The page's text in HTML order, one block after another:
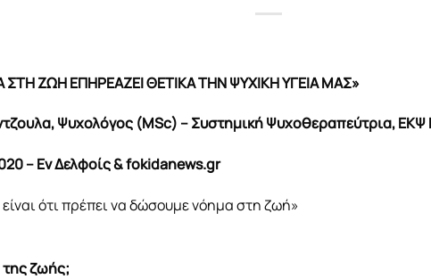
ΖΩΗ ΕΠΗΡΕΑΖΕΙ ΘΕΤΙΚΑ ΤΗΝ ΨΥΧΙΚΗ ΥΓΕΙΑ ΜΑΣ»
Ψυχολόγος (MSc) – Συστημική Ψυχοθεραπεύτρια,
– Εν Δελφοίς & fokidanews.gr
ότι πρέπει να δώσουμε νόημα στη ζωή»
της ζωής;